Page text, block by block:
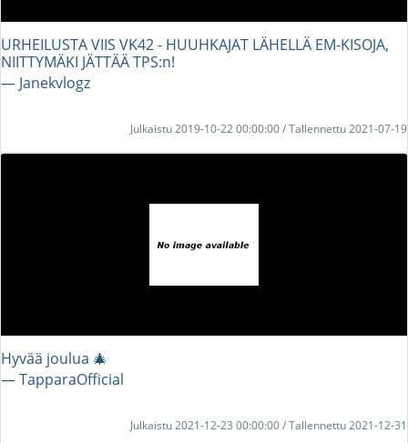
URHEILUSTA VIIS VK42 - HUUHKAJAT LÄHELLÄ EM-KISOJA,
NIITTYMÄKI JÄTTÄÄ TPS:n!
― Janekvlogz
Julkaistu 2019-10-22 00:00:00 / Tallennettu 2021-07-19
Hyvää joulua 🎄
― TapparaOfficial
Julkaistu 2021-12-23 00:00:00 / Tallennettu 2021-12-31